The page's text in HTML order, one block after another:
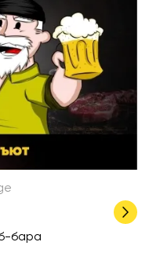
бара